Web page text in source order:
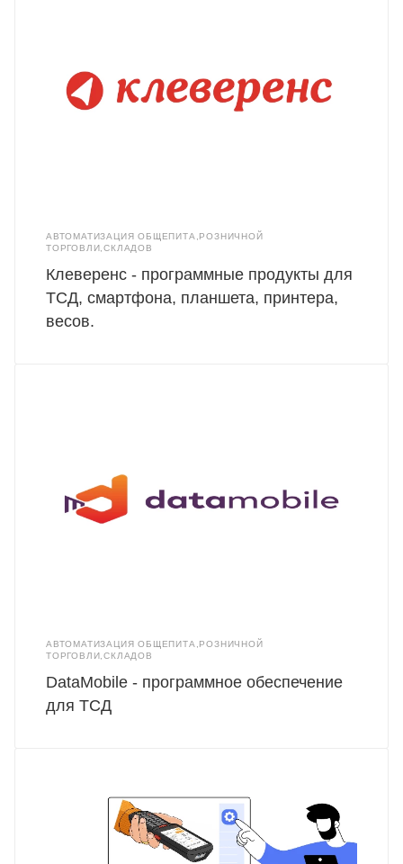
АВТОМАТИЗАЦИЯ ОБЩЕПИТА,РОЗНИЧНОЙ
ТОРГОВЛИ,СКЛАДОВ
Клеверенс - программные продукты для
ТСД, смартфона, планшета, принтера,
весов.
АВТОМАТИЗАЦИЯ ОБЩЕПИТА,РОЗНИЧНОЙ
ТОРГОВЛИ,СКЛАДОВ
DataMobile - программное обеспечение
для ТСД